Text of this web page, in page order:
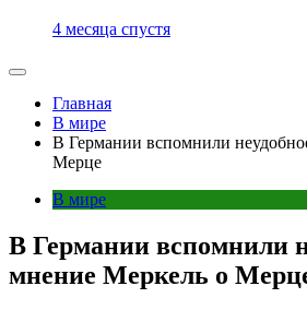
4 месяца спустя
Главная
В мире
В Германии вспомнили
Мерце
В мире
В Германии вспомнили
мнение Меркель о